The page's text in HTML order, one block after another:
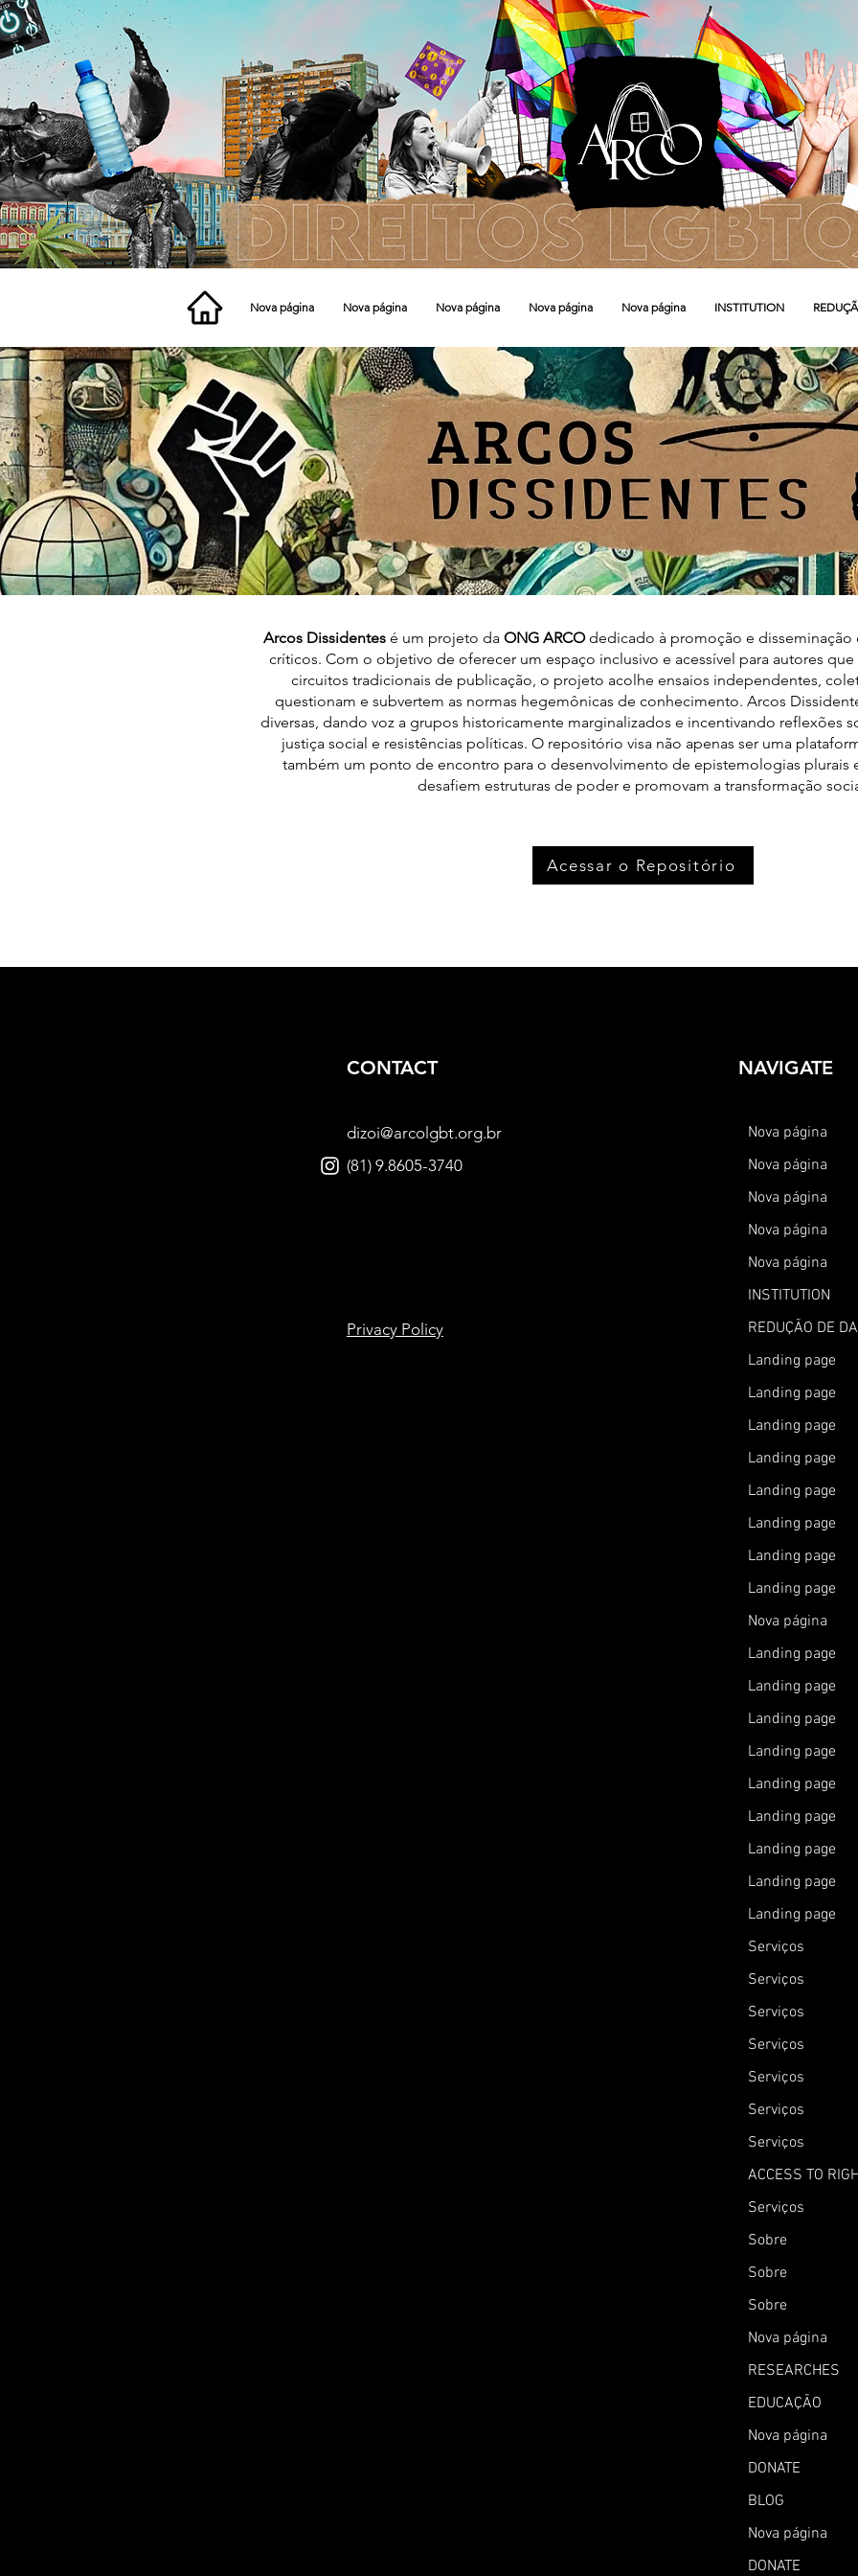
Nova página Nova página Nova página Nova página Nova página INSTITUTION
Arcos Dissidentesé um projeto da ONG ARCOdedicado à promoção e disseminação
críticos. Com o objetivo de oferecer um espaço inclusivo e acessível para autores
circuitos tradicionais de publicação, o projeto acolhe ensaios independentes,
questionam e subvertem as normas hegemônicas de conhecimento. Arcos
diversas, dando voz a grupos historicamente marginalizados e incentivando reflexões
justiça social e resistências políticas. O repositório visa não apenas ser uma
também um ponto de encontro para o desenvolvimento de epistemologias plurais
desafiem estruturas de poder e promovam a transformação
Acessar o Repositório
CONTACT
dizoi@arcolgbt.org.br
(81) 9.8605-3740
Privacy Policy
NAVIGATE
Nova página
Nova página
Nova página
Nova página
Nova página
INSTITUTION
REDUÇÃO DE
Landing page
Landing page
Landing page
Landing page
Landing page
Landing page
Landing page
Landing page
Nova página
Landing page
Landing page
Landing page
Landing page
Landing page
Landing page
Landing page
Landing page
Landing page
Serviços
Serviços
Serviços
Serviços
Serviços
Serviços
Serviços
ACCESS TO
Serviços
Sobre
Sobre
Sobre
Nova página
RESEARCHES
EDUCAÇÃO
Nova página
DONATE
BLOG
Nova página
DONATE